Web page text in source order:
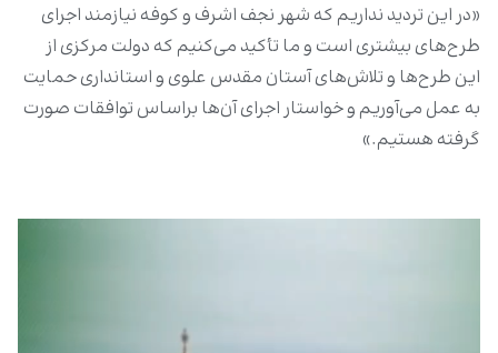
«در این تردید نداریم که شهر نجف اشرف و کوفه نیازمند اجرای
طرح‌های بیشتری است و ما تأکید می‌کنیم که دولت مرکزی از
این طرح‌ها و تلاش‌‌های آستان مقدس علوی و استانداری حمایت
به عمل می‌آوریم و خواستار اجرای آن‌ها براساس توافقات صورت
گرفته هستیم.»